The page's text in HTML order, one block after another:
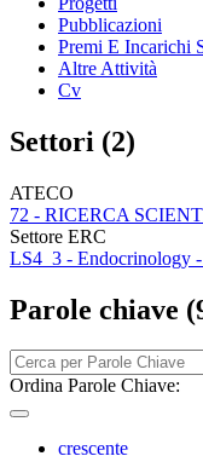
Pubblicazioni
Premi E Incarichi
Altre Attività
Cv
Settori (2)
ATECO
72 - RICERCA
Settore ERC
LS4_3 - Endocrinology
Parole chiave
Ordina Parole Chiave:
crescente